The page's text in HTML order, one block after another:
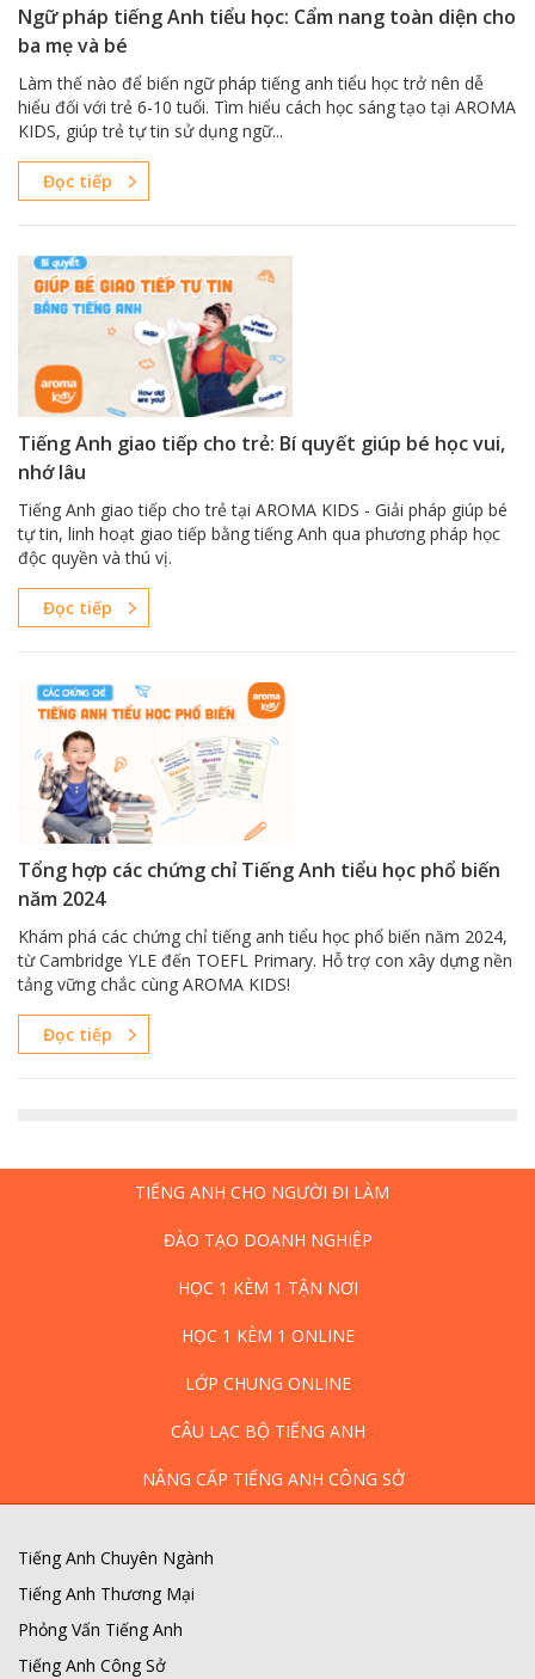
Ngữ pháp tiếng Anh tiểu học: Cẩm nang toàn diện cho
ba mẹ và bé
Làm thế nào để biến ngữ pháp tiếng anh tiểu học trở nên dễ
hiểu đối với trẻ 6-10 tuổi. Tìm hiểu cách học sáng tạo tại AROMA
KIDS, giúp trẻ tự tin sử dụng ngữ...
Đọc tiếp
Tiếng Anh giao tiếp cho trẻ: Bí quyết giúp bé học vui,
nhớ lâu
Tiếng Anh giao tiếp cho trẻ tại AROMA KIDS - Giải pháp giúp bé
tự tin, linh hoạt giao tiếp bằng tiếng Anh qua phương pháp học
độc quyền và thú vị.
Đọc tiếp
Tổng hợp các chứng chỉ Tiếng Anh tiểu học phổ biến
năm 2024
Khám phá các chứng chỉ tiếng anh tiểu học phổ biến năm 2024,
từ Cambridge YLE đến TOEFL Primary. Hỗ trợ con xây dựng nền
tảng vững chắc cùng AROMA KIDS!
Đọc tiếp
TIẾNG ANH CHO NGƯỜI ĐI LÀM
ĐÀO TẠO DOANH NGHIỆP
HỌC 1 KÈM 1 TẬN NƠI
HỌC 1 KÈM 1 ONLINE
LỚP CHUNG ONLINE
CÂU LẠC BỘ TIẾNG ANH
NÂNG CẤP TIẾNG ANH CÔNG SỞ
Tiếng Anh Chuyên Ngành
Tiếng Anh Thương Mại
Phỏng Vấn Tiếng Anh
Tiếng Anh Công Sở